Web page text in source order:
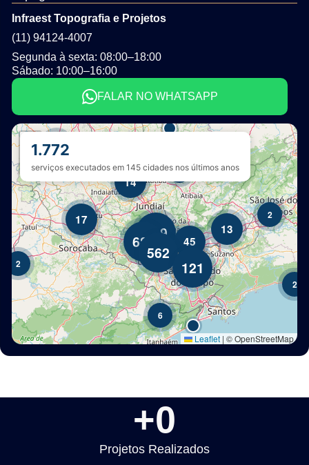
Infraest Topografia e Projetos
(11) 94124-4007
Segunda à sexta: 08:00–18:00
Sábado: 10:00–16:00
FALAR NO WHATSAPP
Projetos Realizados
+0